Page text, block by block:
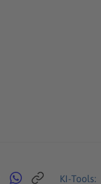
KI-Tools: